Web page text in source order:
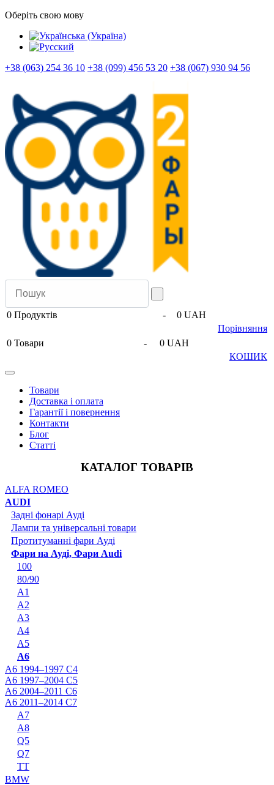
Оберіть свою мову
+38 (063) 254 36 10 +38 (099) 456 53 20 +38 (067) 930 94 56
0 Продуктів -
0 UAH
Порівняння
0 Товари -
0 UAH
КОШИК
Товари
Доставка і оплата
Гарантії і повернення
Контакти
Блог
Статті
КАТАЛОГ ТОВАРІВ
ALFA ROMEO
AUDI
Задні фонарі Ауді
Лампи та універсальні товари
Протитуманні фари Ауді
Фари на Ауді, Фари Audi
100
80/90
A1
A2
A3
A4
A5
A6
A6 1994–1997 C4
A6 1997–2004 C5
A6 2004–2011 C6
A6 2011–2014 C7
A7
A8
Q5
Q7
TT
BMW